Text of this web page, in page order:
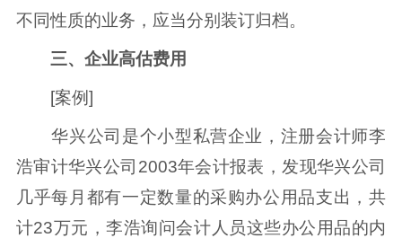
不同性质的业务，应当分别装订归档。
三、企业高估费用
[案例]
华兴公司是个小型私营企业，注册会计师李
浩审计华兴公司2003年会计报表，发现华兴公司
几乎每月都有一定数量的采购办公用品支出，共
计23万元，李浩询问会计人员这些办公用品的内